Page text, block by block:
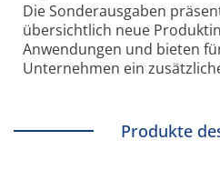
Die Sonder­ausgaben
übersichtlich neue
Anwendungen und bieten
Unternehmen ein
Produkte